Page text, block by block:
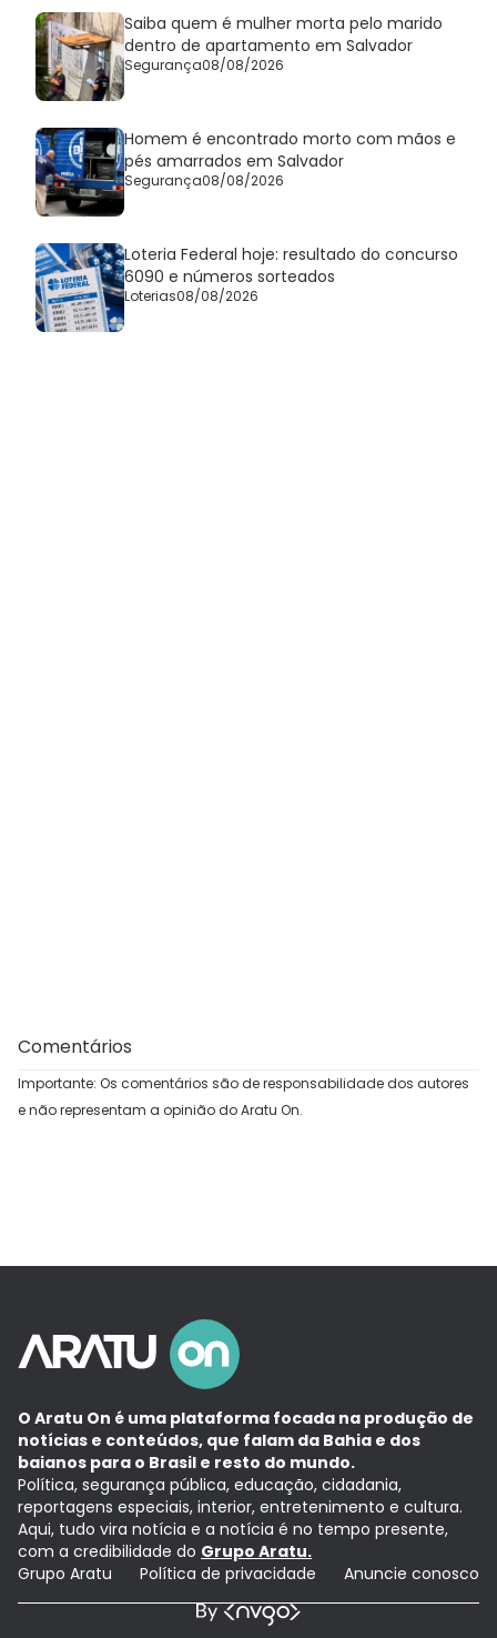
Saiba quem é mulher morta pelo marido
dentro de apartamento em Salvador
Segurança08/08/2026
Homem é encontrado morto com mãos e
pés amarrados em Salvador
Segurança08/08/2026
Loteria Federal hoje: resultado do concurso
6090 e números sorteados
Loterias08/08/2026
Comentários
Importante: Os comentários são de responsabilidade dos autores
e não representam a opinião do Aratu On.
O Aratu On é uma plataforma focada na produção de
notícias e conteúdos, que falam da Bahia e dos
baianos para o Brasil e resto do mundo.
Política, segurança pública, educação, cidadania,
reportagens especiais, interior, entretenimento e cultura.
Aqui, tudo vira notícia e a notícia é no tempo presente,
com a credibilidade do Grupo Aratu.
Grupo Aratu
Política de privacidade Anuncie conosco